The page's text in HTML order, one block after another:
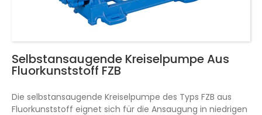
Selbstansaugende Kreiselpumpe Aus
Fluorkunststoff FZB
Die selbstansaugende Kreiselpumpe des Typs FZB aus
Fluorkunststoff eignet sich für die Ansaugung in niedrigen